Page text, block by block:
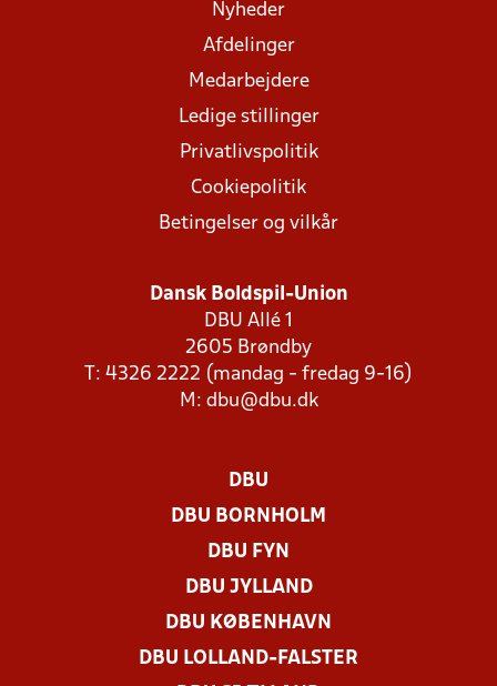
Nyheder
Afdelinger
Medarbejdere
Ledige stillinger
Privatlivspolitik
Cookiepolitik
Betingelser og vilkår
Dansk Boldspil-Union
DBU Allé 1
2605 Brøndby
T: 4326 2222 (mandag - fredag 9-16)
M: dbu@dbu.dk
DBU
DBU BORNHOLM
DBU FYN
DBU JYLLAND
DBU KØBENHAVN
DBU LOLLAND-FALSTER